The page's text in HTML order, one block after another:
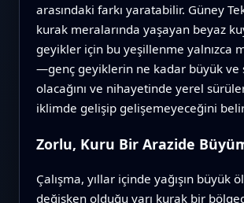
arasındaki farkı yaratabilir. Güney
kurak meralarında yaşayan beyaz
geyikler için bu yeşillenme yalnızca
—genç geyiklerin ne kadar büyük ve
olacağını ve nihayetinde yerel
iklimde gelişip gelişemeyeceğini
Zorlu, Kuru Bir Arazide
Çalışma, yıllar içinde yağışın büyük
değişken olduğu yarı kurak bir